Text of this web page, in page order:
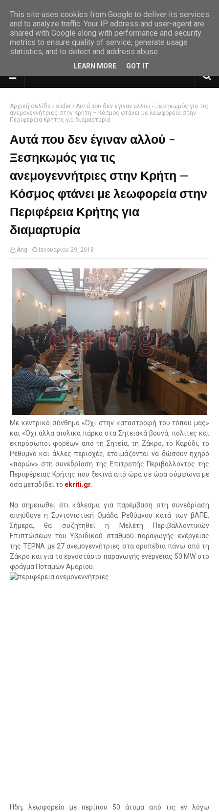
Αρχική σελίδα slider
Αυτά που δεν έγιναν αλλού - Ξεσηκωμός για τις
ανεμογεννήτριες στην Κρήτη – Κόσμος φτάνει με λεωφορεία στην
Περιφέρεια Κρήτης για διαμαρτυρία
Αυτά που δεν έγιναν αλλού -
Ξεσηκωμός για τις
ανεμογεννήτριες στην Κρήτη –
Κόσμος φτάνει με λεωφορεία στην
Περιφέρεια Κρήτης για
διαμαρτυρία
Ang Ιανουαρίου 29, 2018
Με κεντρικό σύνθημα «Όχι στην καταστροφή του τόπου μας»
και «Όχι άλλα αιολικά πάρκα στα Σητειακά βουνά, πολίτες και
εκπρόσωποι φορέων από τη Σητεία, τη Ζάκρο, το Καρύδι, το
Ρέθυμνο και άλλες περιοχές, ετοιμάζονται να δώσουν ηχηρό
«παρών» στη συνεδρίαση της Επιτροπής Περιβάλλοντος της
Περιφέρειας Κρήτης που ξεκινά από ώρα σε ώρα σύμφωνα με
όσα μεταδίδει το ekriti.gr
Να σημειωθεί ότι κάλεσμα για παρέμβαση στη συνεδρίαση
απηύθυνε η Συντονιστική Ομάδα Ρεθύμνου κατά των βΑΠΕ.
Σήμερα, θα συζητηθεί η Μελέτη Περιβαλλοντικών
Επιπτώσεων του Υβριδικού σταθμού παραγωγής ενέργειας
της ΤΕΡΝΑ με 27 ανεμογεννήτριες στα οροπέδια πάνω από τη
Ζάκρο και για το εργοστάσιο παραγωγής ενέργειας 50 ΜW στο
φράγμα Ποταμών Αμαρίου.
Ηδη, λεωφορείο με περίπου 50 άτομα από τις εν λόγω
This site uses cookies from Google to deliver its services
and to analyze traffic. Your IP address and user-agent are
shared with Google along with performance and security
metrics to ensure quality of service, generate usage
statistics, and to detect and address abuse.
LEARN MORE GOT IT